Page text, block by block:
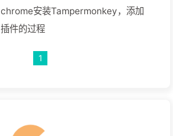
chrome安装Tampermonkey，添加
插件的过程
1